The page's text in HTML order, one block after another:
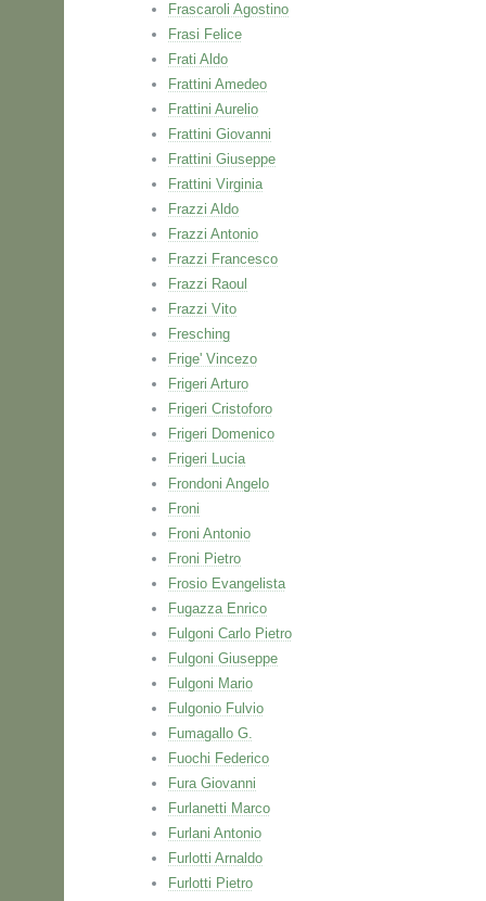
Frascaroli Agostino
Frasi Felice
Frati Aldo
Frattini Amedeo
Frattini Aurelio
Frattini Giovanni
Frattini Giuseppe
Frattini Virginia
Frazzi Aldo
Frazzi Antonio
Frazzi Francesco
Frazzi Raoul
Frazzi Vito
Fresching
Frige' Vincezo
Frigeri Arturo
Frigeri Cristoforo
Frigeri Domenico
Frigeri Lucia
Frondoni Angelo
Froni
Froni Antonio
Froni Pietro
Frosio Evangelista
Fugazza Enrico
Fulgoni Carlo Pietro
Fulgoni Giuseppe
Fulgoni Mario
Fulgonio Fulvio
Fumagallo G.
Fuochi Federico
Fura Giovanni
Furlanetti Marco
Furlani Antonio
Furlotti Arnaldo
Furlotti Pietro